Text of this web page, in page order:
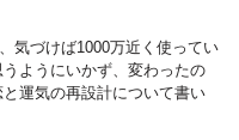
気づけば1000万近く使ってい
ようにいかず、変わったの
運気の再設計について書い